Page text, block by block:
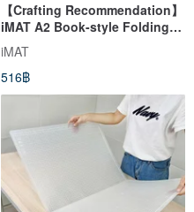
【Crafting Recommendation】
iMAT A2 Book-style Folding
Cutting Mat Non-toxic Eco-
friendly DIY Carving 45x60cm
iMAT
516฿